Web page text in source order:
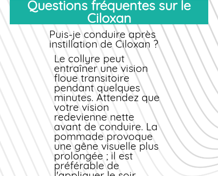
Le passage de la
ciprofloxacine dans le
lait maternel après
administration
ophtalmique est très
faible. L'allaitement
peut généralement
être poursuivi, mais
une surveillance du
nourrisson est
recommandée
(diarrhée, candidose).
Enfants :Le Ciloxan
peut être utilisé chez
l'enfant de plus de 1
an. Chez le nourrisson,
Questions fréquentes sur le
Ciloxan
Puis-je conduire après
instillation de Ciloxan ?
Le collyre peut
entraîner une vision
floue transitoire
pendant quelques
minutes. Attendez que
votre vision
redevienne nette
avant de conduire. La
pommade provoque
une gêne visuelle plus
prolongée ; il est
préférable de